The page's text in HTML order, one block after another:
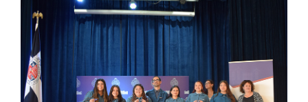
English